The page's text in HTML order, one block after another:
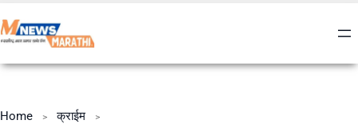
Home
क्राईम